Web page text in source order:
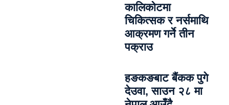
कालिकोटमा
चिकित्सक र नर्समाथि
आक्रमण गर्ने तीन
पक्राउ
हङकङबाट बैंकक पुगे
देउवा, साउन २८ मा